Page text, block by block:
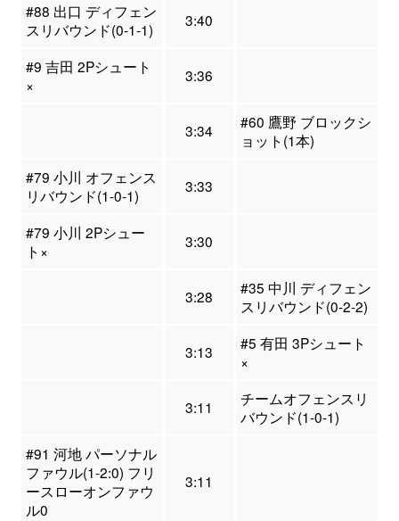
#88 出口 ディフェン
スリバウンド(0-1-1)
3:40
#9 吉田 2Pシュート
×
3:36
3:34
#60 鷹野 ブロックシ
ョット(1本)
#79 小川 オフェンス
リバウンド(1-0-1)
3:33
#79 小川 2Pシュー
ト×
3:30
3:28
#35 中川 ディフェン
スリバウンド(0-2-2)
3:13
#5 有田 3Pシュート
×
3:11
チームオフェンスリ
バウンド(1-0-1)
#91 河地 パーソナル
ファウル(1-2:0) フリ
ースローオンファウ
ル0
3:11